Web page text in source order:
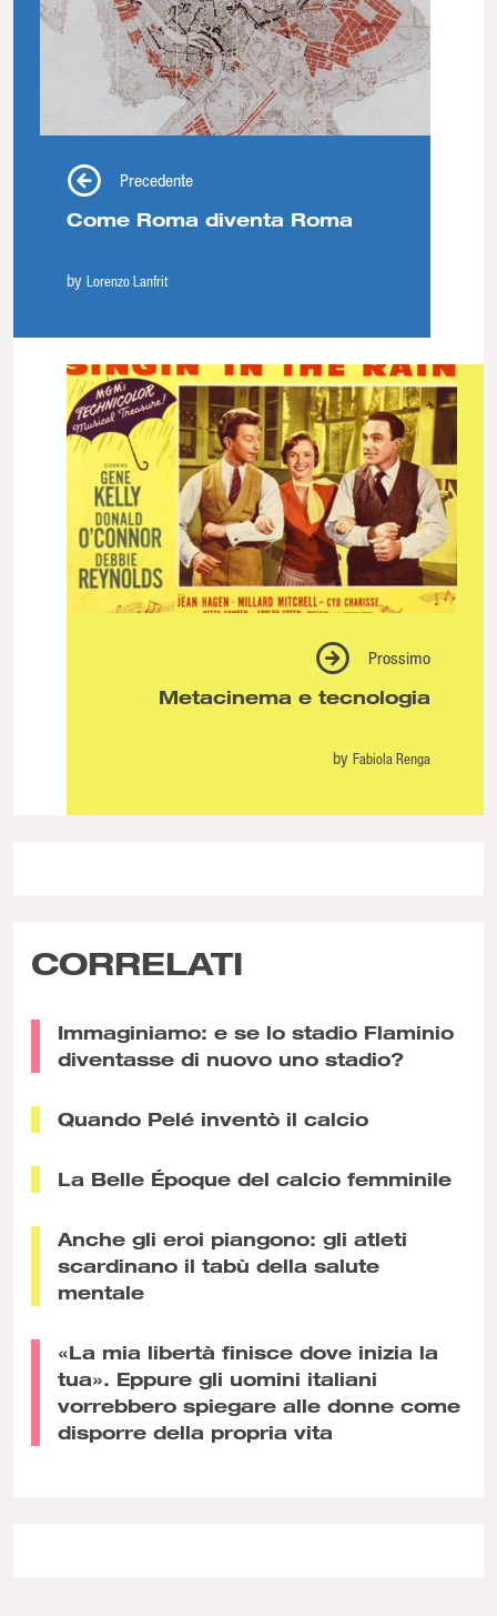
Precedente
Come Roma diventa Roma
by Lorenzo Lanfrit
Prossimo
Metacinema e tecnologia
by Fabiola Renga
CORRELATI
Immaginiamo: e se lo stadio Flaminio
diventasse di nuovo uno stadio?
Quando Pelé inventò il calcio
La Belle Époque del calcio femminile
Anche gli eroi piangono: gli atleti
scardinano il tabù della salute
mentale
«La mia libertà finisce dove inizia la
tua». Eppure gli uomini italiani
vorrebbero spiegare alle donne come
disporre della propria vita